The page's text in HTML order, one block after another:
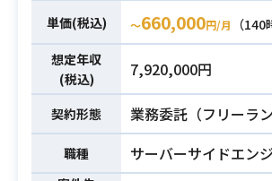
・セキュリティ
AWSアカウント設
IAM/SecurityGroup/
Shield/ACM/KMS
・AWS基盤構築プロ
る設計から構築まで
・VPC、ネットワー
既存調査から基本設
構築、テスト、アプ
調整や技術的支援ま
ていただきます。
【仕事内容】
下記の業務を担ってい
す。
・既存GCP環境の調
単価(税込) 〜660,000円/月
（
想定年収
(税込)
7,920,000円
契約形態 業務委託（フリーラン
職種 サーバーサイドエン